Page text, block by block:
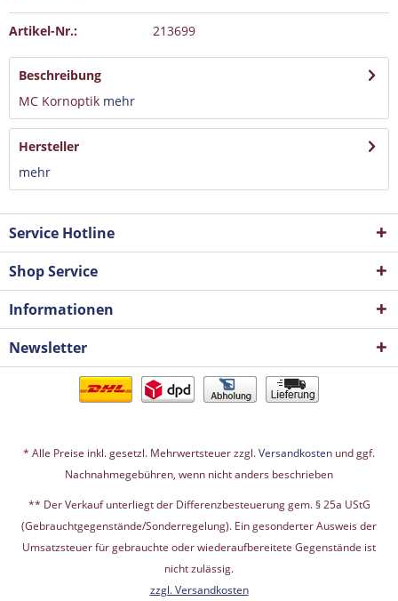
Artikel-Nr.: 213699
Beschreibung
MC Kornoptik mehr
Hersteller
mehr
Service Hotline
Shop Service
Informationen
Newsletter
* Alle Preise inkl. gesetzl. Mehrwertsteuer zzgl.Versandkosten und ggf.
Nachnahmegebühren, wenn nicht anders beschrieben
** Der Verkauf unterliegt der Differenzbesteuerung gem. § 25a UStG
(Gebrauchtgegenstände/Sonderregelung). Ein gesonderter Ausweis der
Umsatzsteuer für gebrauchte oder wiederaufbereitete Gegenstände ist
nicht zulässig.
zzgl. Versandkosten